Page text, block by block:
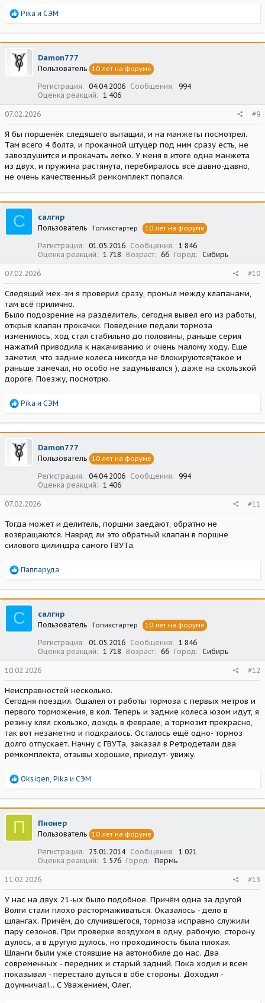
Р
а
к
и
и
Pika и СЭМ
Damon777
Пользователь 10 лет на форуме
Регистрация 04.04.2006 Сообщения
994
Оценка реакций
1 406
07.02.2026 #9
Я бы поршенёк следящего вытащил, и на манжеты посмотрел.
Там всего 4 болта, и прокачной штуцер под ним сразу есть, не
завоздушится и прокачать легко. У меня в итоге одна манжета
из двух, и пружина растянута, перебиралось всё давно-давно,
не очень качественный ремкомплект попался.
С салгир
Пользователь Топикстартер 10 лет на форуме
Регистрация 01.05.2016 Сообщения
1 846
Оценка реакций
1 718 Возраст 66 Город Сибирь
07.02.2026 #10
Следящий мех-зм я проверил сразу, промыл между клапанами,
там всё прилично.
Было подозрение на разделитель, сегодня вывел его из работы,
открыв клапан прокачки. Поведение педали тормоза
изменилось, ход стал стабильно до половины, раньше серия
нажатий приводила к накачиванию и очень малому ходу. Еще
заметил, что задние колеса никогда не блокируются(такое и
раньше замечал, но особо не задумывался ), даже на скользкой
дороге. Поезжу, посмотрю.
Р
а
к
и
и
Pika и СЭМ
Damon777
Пользователь 10 лет на форуме
Регистрация 04.04.2006 Сообщения
994
Оценка реакций
1 406
07.02.2026 #11
Тогда может и делитель, поршни заедают, обратно не
возвращаются. Навряд ли это обратный клапан в поршне
силового цилиндра самого ГВУТа.
Р
а
к
ц
и
и
Паппаруда
С салгир
Пользователь Топикстартер 10 лет на форуме
Регистрация 01.05.2016 Сообщения
1 846
Оценка реакций
1 718 Возраст 66 Город Сибирь
10.02.2026 #12
Неисправностей несколько.
Сегодня поездил. Ошалел от работы тормоза с первых метров и
первого торможения, в кол. Теперь и задние колеса юзом идут, я
резину клял скользко, дождь в феврале, а тормозит прекрасно,
так вот незаметно и подкралось. Осталось ещё одно- тормоз
долго отпускает. Начну с ГВУТа, заказал в Ретродетали два
ремкомплекта, отзывы хорошие, приедут- увижу.
Р
а
к
ц
и
и
Oksiqen Pika и СЭМ
П Пионер
Пользователь 10 лет на форуме
Регистрация 23.01.2014 Сообщения
1 021
Оценка реакций
1 576 Город Пермь
11.02.2026 #13
У нас на двух 21-ых было подобное. Причём одна за другой
Волги стали плохо растормаживаться. Оказалось - дело в
шлангах. Причём, до случившегося, тормоза исправно служили
пару сезонов. При проверке воздухом в одну, рабочую, сторону
дулось, а в другую дулось, но проходимость была плохая.
Шланги были уже стоявшие на автомобиле до нас. Два
современных - передних и старый задний. Пока ходил и всем
показывал - перестало дуться в обе стороны. Доходил -
доумничал!... С Уважением, Олег.